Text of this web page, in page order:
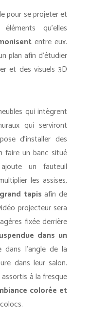
pour se projeter et
qu’elles
entre eux.
plan afin d’étudier
et des visuels 3D
qui intègrent
qui serviront
d’installer des
faire un banc situé
un fauteuil
les assises,
grand tapis afin de
projecteur sera
fixée derrière
dans un
dans l’angle de la
dans leur salon.
à la fresque
colorée et